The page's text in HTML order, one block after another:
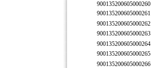
900135200605000260
900135200605000261
900135200605000262
900135200605000263
900135200605000264
900135200605000265
900135200605000266